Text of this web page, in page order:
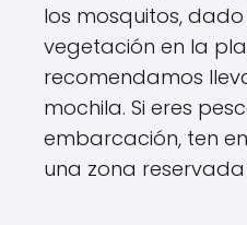
los mosquitos,
vegetación en la
recomendamos
mochila. Si eres
embarcación, ten
una zona